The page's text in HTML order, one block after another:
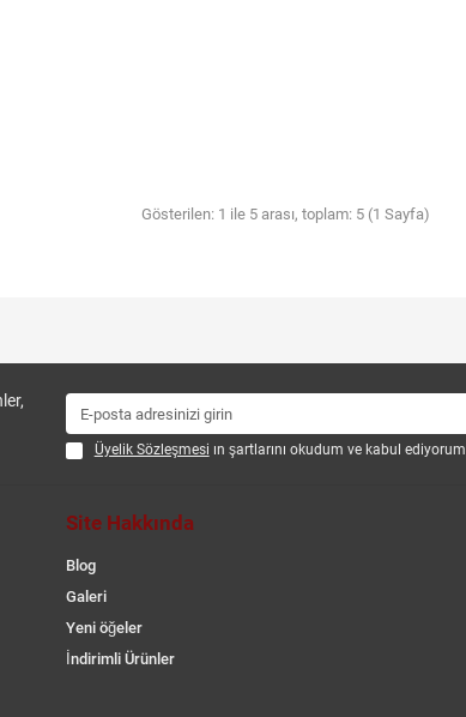
Gösterilen: 1 ile 5 arası, toplam: 5 (1 Sayfa)
Üyelik Sözleşmesi ın şartlarını okudum ve kabul ediyorum
Site Hakkında
Blog
Galeri
Yeni öğeler
İndirimli Ürünler